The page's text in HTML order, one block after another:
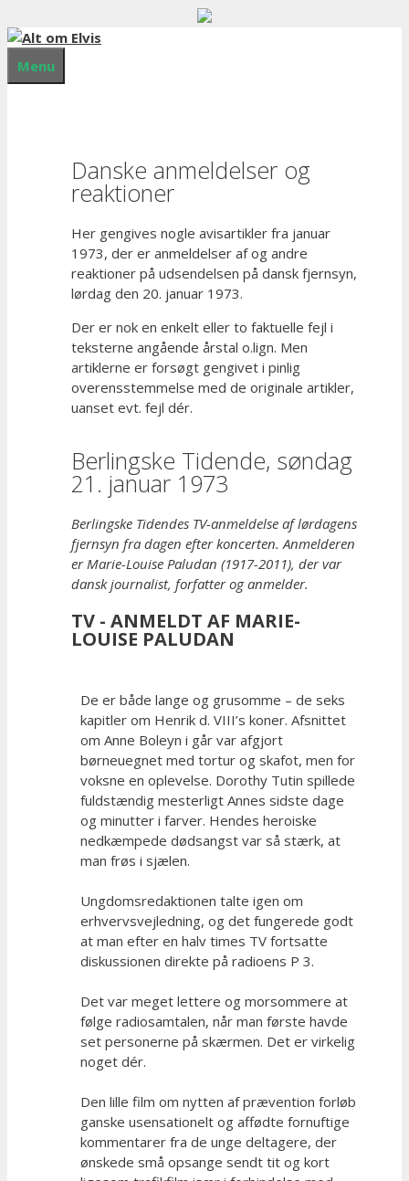
Menu
Danske anmeldelser og
reaktioner
Her gengives nogle avisartikler fra januar
1973, der er anmeldelser af og andre
reaktioner på udsendelsen på dansk fjernsyn,
lørdag den 20. januar 1973.
Der er nok en enkelt eller to faktuelle fejl i
teksterne angående årstal o.lign. Men
artiklerne er forsøgt gengivet i pinlig
overensstemmelse med de originale artikler,
uanset evt. fejl dér.
Berlingske Tidende, søndag
21. januar 1973
Berlingske Tidendes TV-anmeldelse af lørdagens
fjernsyn fra dagen efter koncerten. Anmelderen
er Marie-Louise Paludan (1917-2011), der var
dansk journalist, forfatter og anmelder.
TV - ANMELDT AF MARIE-
LOUISE PALUDAN
De er både lange og grusomme – de seks
kapitler om Henrik d. VIII’s koner. Afsnittet
om Anne Boleyn i går var afgjort
børneuegnet med tortur og skafot, men for
voksne en oplevelse. Dorothy Tutin spillede
fuldstændig mesterligt Annes sidste dage
og minutter i farver. Hendes heroiske
nedkæmpede dødsangst var så stærk, at
man frøs i sjælen.
Ungdomsredaktionen talte igen om
erhvervsvejledning, og det fungerede godt
at man efter en halv times TV fortsatte
diskussionen direkte på radioens P 3.
Det var meget lettere og morsommere at
følge radiosamtalen, når man første havde
set personerne på skærmen. Det er virkelig
noget dér.
Den lille film om nytten af prævention forløb
ganske usensationelt og affødte fornuftige
kommentarer fra de unge deltagere, der
ønskede små opsange sendt tit og kort